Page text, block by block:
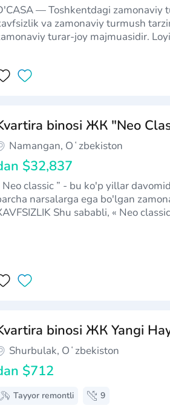
— Toshkentdagi zamonaviy turar-joy
va zamonaviy turmush
turar-joy majmuasidir.
binosi ЖК "Neo
Namangan, Oʻzbekiston
$32,837
Neo classic ” - bu ko'p yillar
narsalarga ega bo'lgan
Shu sababli, « Neo
binosi ЖК Yangi
Shurbulak, Oʻzbekiston
$712
Tayyor remontli 9